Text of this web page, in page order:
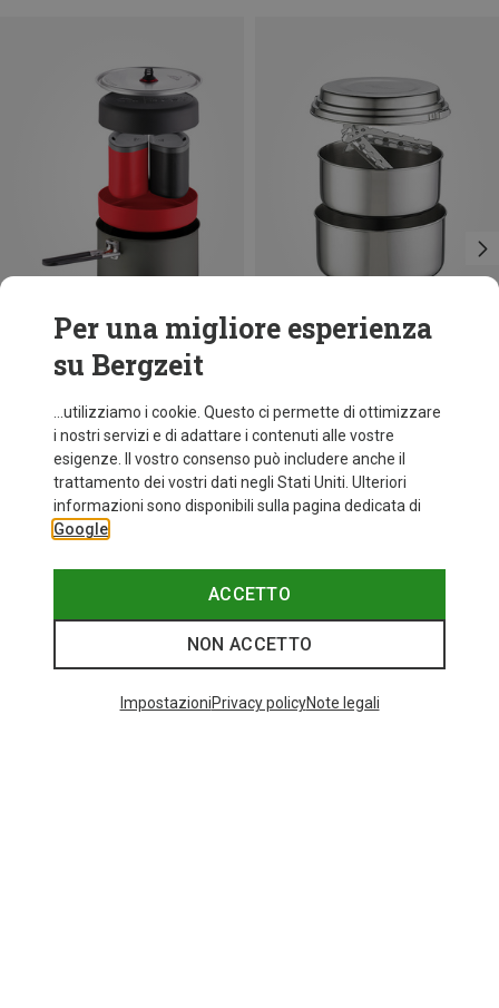
Risparmi 26%
Per una migliore esperienza
su Bergzeit
...utilizziamo i cookie. Questo ci permette di ottimizzare
i nostri servizi e di adattare i contenuti alle vostre
esigenze. Il vostro consenso può includere anche il
trattamento dei vostri dati negli Stati Uniti. Ulteriori
informazioni sono disponibili sulla pagina dedicata di
Google
ACCETTO
NON ACCETTO
ImpostazioniPrivacy policyNote legali